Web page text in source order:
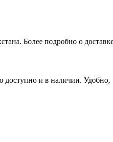
Более подробно о
и в наличии.